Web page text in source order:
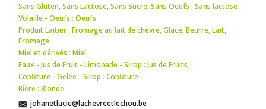
Sans Gluten, Sans Lactose, Sans Sucre, Sans Oeufs : Sans lactose
Volaille - Oeufs : Oeufs
Produit Laitier : Fromage au lait de chèvre,Glace,Beurre,Lait,
Fromage
Miel et dérivés : Miel
Eaux - Jus de Fruit - Limonade - Sirop : Jus de Fruits
Confiture - Gelée - Sirop : Confiture
Bière : Blonde
johanetlucie@lachevreetlechou.be